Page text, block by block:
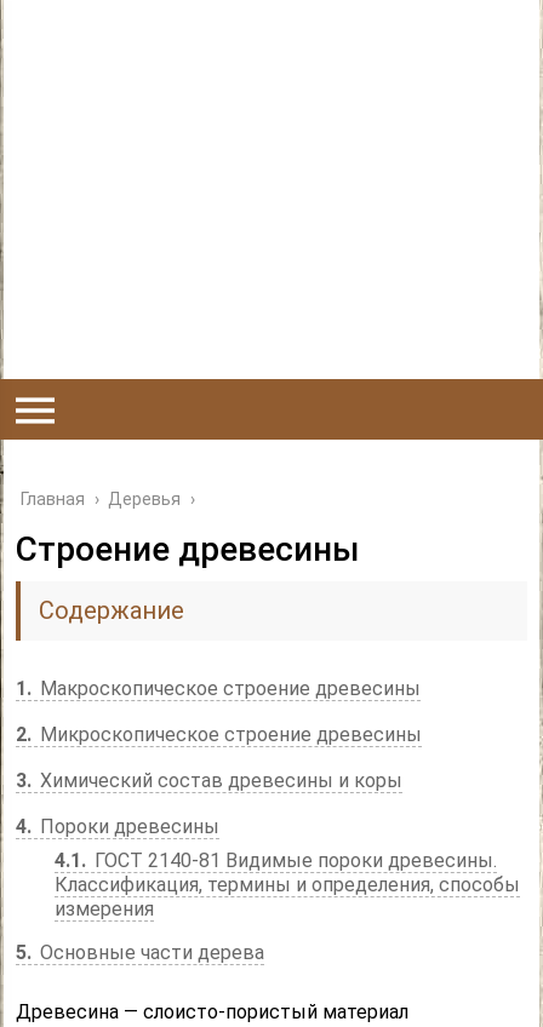
Главная › Деревья ›
Строение древесины
Содержание
1
Макроскопическое строение древесины
2
Микроскопическое строение древесины
3 Химический состав древесины и коры
4
Пороки древесины
4.1
ГОСТ 2140-81 Видимые пороки древесины.
Классификация, термины и определения, способы
измерения
5 Основные части дерева
Древесина — слоисто-пористый материал